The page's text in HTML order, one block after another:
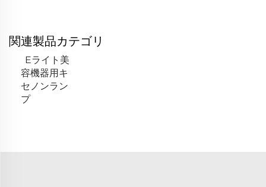
関連製品カテゴリ
Eライト美
容機器用キ
セノンラン
プ